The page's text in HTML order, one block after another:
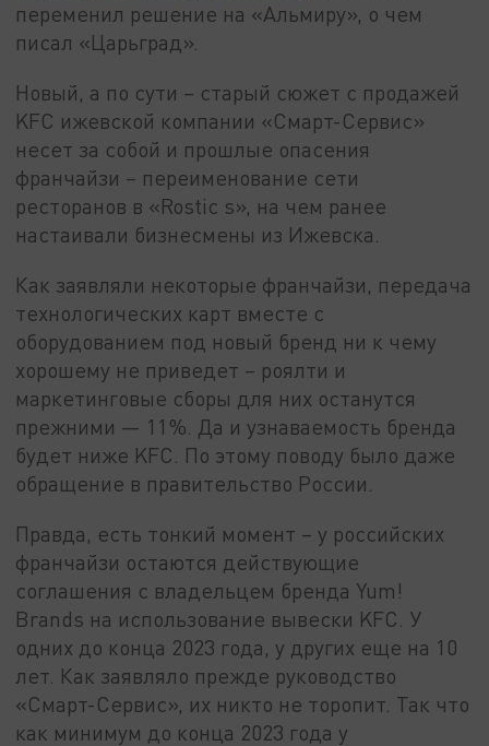
переменил решение на «Альмиру», о чем
писал «Царьград».
Новый, а по сути – старый сюжет с продажей
KFC ижевской компании «Смарт-Сервис»
несет за собой и прошлые опасения
франчайзи – переименование сети
ресторанов в «Rostic s», на чем ранее
настаивали бизнесмены из Ижевска.
Как заявляли некоторые франчайзи, передача
технологических карт вместе с
оборудованием под новый бренд ни к чему
хорошему не приведет – роялти и
маркетинговые сборы для них останутся
прежними — 11%. Да и узнаваемость бренда
будет ниже KFC. По этому поводу было даже
обращение в правительство России.
Правда, есть тонкий момент – у российских
франчайзи остаются действующие
соглашения с владельцем бренда Yum!
Brands на использование вывески KFC. У
одних до конца 2023 года, у других еще на 10
лет. Как заявляло прежде руководство
«Смарт-Сервис», их никто не торопит. Так что
как минимум до конца 2023 года у